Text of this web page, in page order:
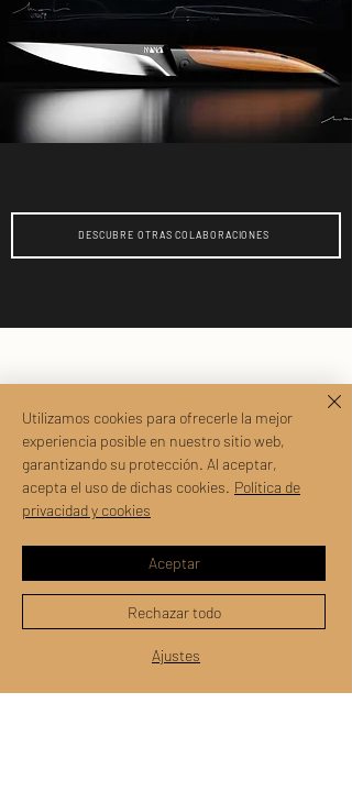
DESCUBRE OTRAS COLABORACIONES
coltelliartigianalimanca@gmail.com
whatsapp:+39-3518725650
Via Bellini, 1 (maps: via S'Ena) -
07016 Pattada (SS)
02710870904
Utilizamos cookies para ofrecerle la mejor
experiencia posible en nuestro sitio web,
garantizando su protección. Al aceptar,
acepta el uso de dichas cookies. Política de
privacidad y cookies
Ajustes
Rechazar todo
Aceptar